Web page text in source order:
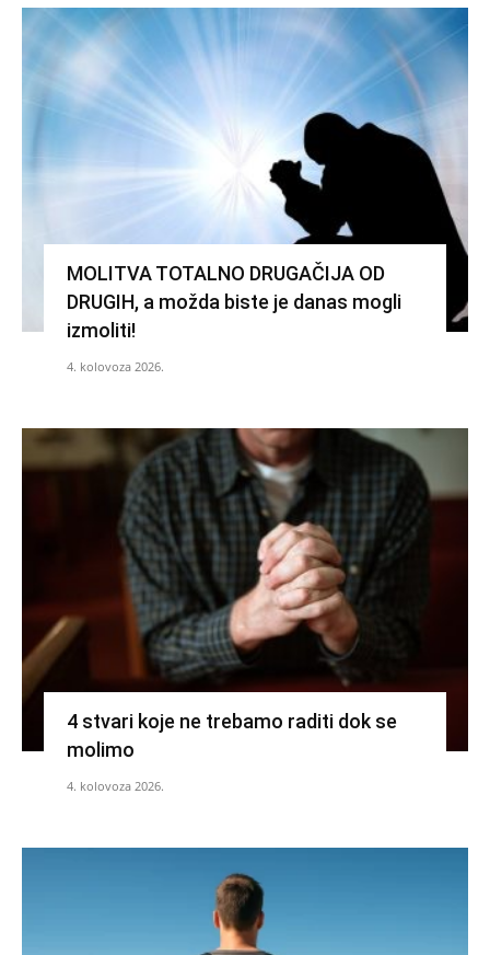
MOLITVA TOTALNO DRUGAČIJA OD
DRUGIH, a možda biste je danas mogli
izmoliti!
4. kolovoza 2026.
4 stvari koje ne trebamo raditi dok se
molimo
4. kolovoza 2026.